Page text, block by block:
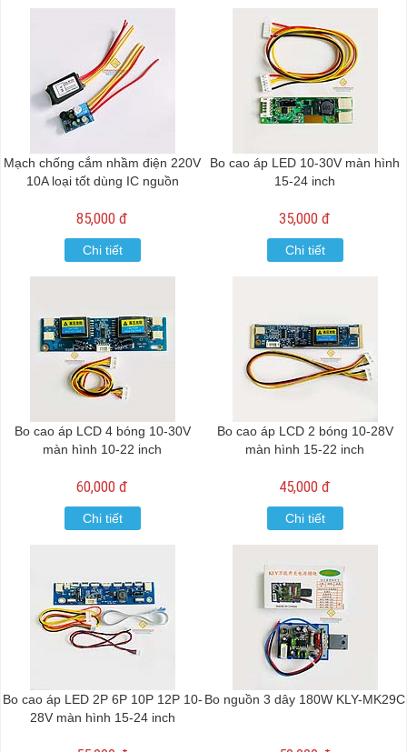
Mạch chống cắm nhầm điện 220V
10A loại tốt dùng IC nguồn
85,000 đ
Chi tiết
Bo cao áp LED 10-30V màn hình
15-24 inch
35,000 đ
Chi tiết
Bo cao áp LCD 4 bóng 10-30V
màn hình 10-22 inch
60,000 đ
Chi tiết
Bo cao áp LCD 2 bóng 10-28V
màn hình 15-22 inch
45,000 đ
Chi tiết
Bo cao áp LED 2P 6P 10P 12P 10-
28V màn hình 15-24 inch
Bo nguồn 3 dây 180W KLY-MK29C